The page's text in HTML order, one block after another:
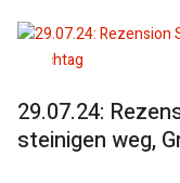
29.07.24:
steinigen weg,